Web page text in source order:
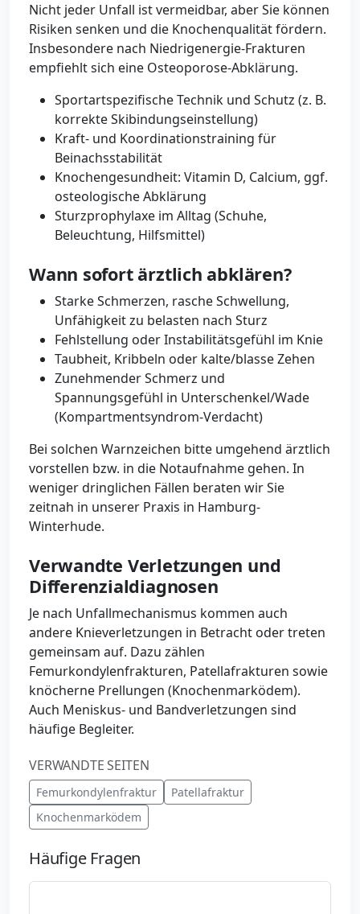
Nicht jeder Unfall ist vermeidbar, aber Sie können
Risiken senken und die Knochenqualität fördern.
Insbesondere nach Niedrigenergie-Frakturen
empfiehlt sich eine Osteoporose-Abklärung.
Sportartspezifische Technik und Schutz (z. B.
korrekte Skibindungseinstellung)
Kraft- und Koordinationstraining für
Beinachsstabilität
Knochengesundheit: Vitamin D, Calcium, ggf.
osteologische Abklärung
Sturzprophylaxe im Alltag (Schuhe,
Beleuchtung, Hilfsmittel)
Wann sofort ärztlich abklären?
Starke Schmerzen, rasche Schwellung,
Unfähigkeit zu belasten nach Sturz
Fehlstellung oder Instabilitätsgefühl im Knie
Taubheit, Kribbeln oder kalte/blasse Zehen
Zunehmender Schmerz und
Spannungsgefühl in Unterschenkel/Wade
(Kompartmentsyndrom-Verdacht)
Bei solchen Warnzeichen bitte umgehend ärztlich
vorstellen bzw. in die Notaufnahme gehen. In
weniger dringlichen Fällen beraten wir Sie
zeitnah in unserer Praxis in Hamburg-
Winterhude.
Verwandte Verletzungen und
Differenzialdiagnosen
Je nach Unfallmechanismus kommen auch
andere Knieverletzungen in Betracht oder treten
gemeinsam auf. Dazu zählen
Femurkondylenfrakturen, Patellafrakturen sowie
knöcherne Prellungen (Knochenmarködem).
Auch Meniskus- und Bandverletzungen sind
häufige Begleiter.
VERWANDTE SEITEN
Femurkondylenfraktur
Patellafraktur
Knochenmarködem
Häufige Fragen